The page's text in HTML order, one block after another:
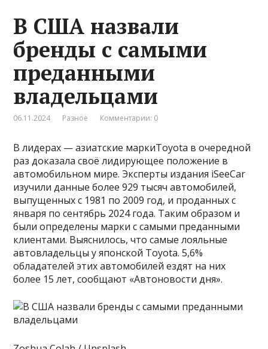
В США назвали
бренды с самыми
преданными
владельцами
06.11.2024 Разное Комментарии: 0
В лидерах — азиатские маркиToyota в очередной
раз доказала своё лидирующее положение в
автомобильном мире. Эксперты издания iSeeCar
изучили данные более 929 тысяч автомобилей,
выпущенных с 1981 по 2009 год, и проданных с
января по сентябрь 2024 года. Таким образом и
были определены марки с самыми преданными
клиентами. Выяснилось, что самые лояльные
автовладельцы у японской Toyota. 5,6%
обладателей этих автомобилей ездят на них
более 15 лет, сообщают «Автоновости дня».